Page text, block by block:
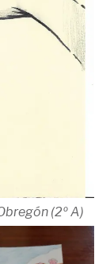
(2º A)